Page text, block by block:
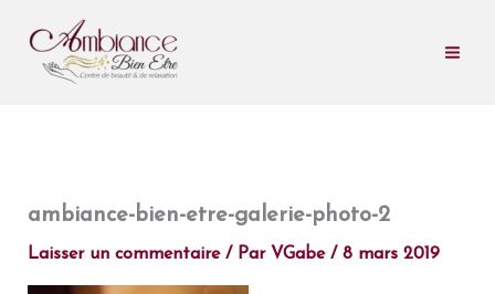
contenu
ambiance-bien-etre-galerie-photo-2
Laisser un commentaire / Par VGabe / 8 mars 2019